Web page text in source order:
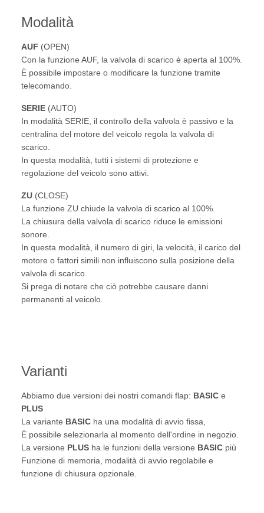
Modalità
AUF (OPEN)
Con la funzione AUF, la valvola di scarico è aperta al 100%.
È possibile impostare o modificare la funzione tramite
telecomando.
SERIE (AUTO)
In modalità SERIE, il controllo della valvola è passivo e la
centralina del motore del veicolo regola la valvola di
scarico.
In questa modalità, tutti i sistemi di protezione e
regolazione del veicolo sono attivi.
ZU (CLOSE)
La funzione ZU chiude la valvola di scarico al 100%.
La chiusura della valvola di scarico riduce le emissioni
sonore.
In questa modalità, il numero di giri, la velocità, il carico del
motore o fattori simili non influiscono sulla posizione della
valvola di scarico.
Si prega di notare che ciò potrebbe causare danni
permanenti al veicolo.
Varianti
Abbiamo due versioni dei nostri comandi flap: BASIC e
PLUS
La variante BASIC ha una modalità di avvio fissa,
È possibile selezionarla al momento dell'ordine in negozio.
La versione PLUS ha le funzioni della versione BASIC più
Funzione di memoria, modalità di avvio regolabile e
funzione di chiusura opzionale.